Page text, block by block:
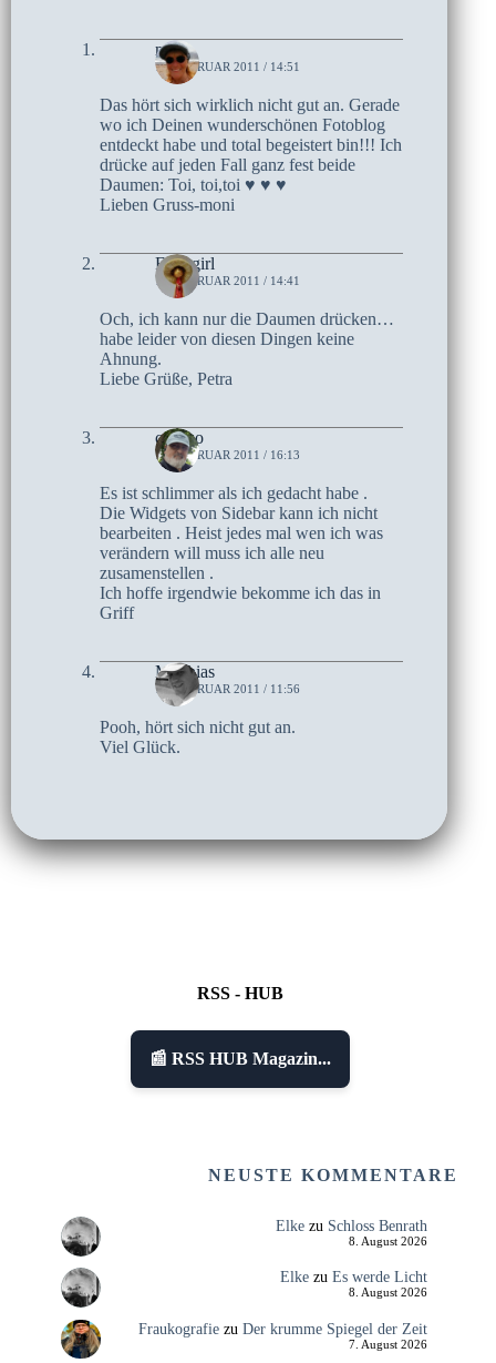
moni
15. FEBRUAR 2011 / 14:51
Das hört sich wirklich nicht gut an. Gerade
wo ich Deinen wunderschönen Fotoblog
entdeckt habe und total begeistert bin!!! Ich
drücke auf jeden Fall ganz fest beide
Daumen: Toi, toi,toi ♥ ♥ ♥
Lieben Gruss-moni
Follygirl
15. FEBRUAR 2011 / 14:41
Och, ich kann nur die Daumen drücken…
habe leider von diesen Dingen keine
Ahnung.
Liebe Grüße, Petra
czoczo
14. FEBRUAR 2011 / 16:13
Es ist schlimmer als ich gedacht habe .
Die Widgets von Sidebar kann ich nicht
bearbeiten . Heist jedes mal wen ich was
verändern will muss ich alle neu
zusamenstellen .
Ich hoffe irgendwie bekomme ich das in
Griff
Matthias
14. FEBRUAR 2011 / 11:56
Pooh, hört sich nicht gut an.
Viel Glück.
RSS - HUB
📰 RSS HUB Magazin...
NEUSTE KOMMENTARE
Elkezu Schloss Benrath
8. August 2026
Elkezu Es werde Licht
8. August 2026
Fraukografiezu Der krumme Spiegel der Zeit
7. August 2026